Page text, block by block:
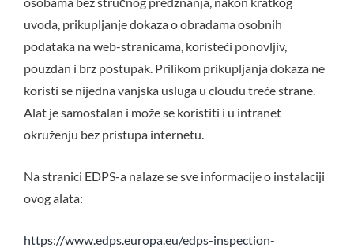
uvoda, prikupljanje dokaza o obradama osobnih
podataka na web-stranicama, koristeći ponovljiv,
pouzdan i brz postupak. Prilikom prikupljanja dokaza ne
koristi se nijedna vanjska usluga u cloudu treće strane.
Alat je samostalan i može se koristiti i u intranet
okruženju bez pristupa internetu.
Na stranici EDPS-a nalaze se sve informacije o instalaciji
ovog alata:
https://www.edps.europa.eu/edps-inspection-